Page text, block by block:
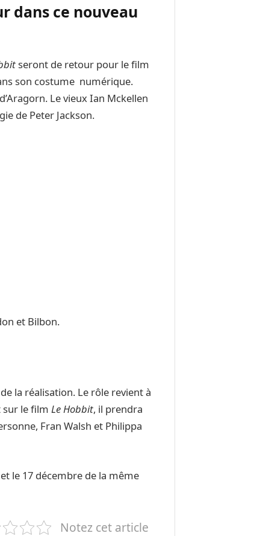
dans ce nouveau
seront de retour pour le film
son costume numérique.
Le vieux Ian Mckellen
de Peter Jackson.
et Bilbon.
la réalisation. Le rôle revient à
sur le film Le Hobbit, il prendra
Fran Walsh et Philippa
le 17 décembre de la même
Notez cet article